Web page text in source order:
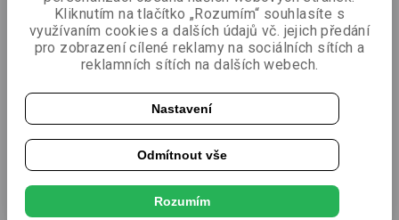
Řadit podle: Nejlevnější Nejdražší Nejprodávanější
CorDx Influenza A+B / Covid-19 / RSvirus Combo AG
test 4v1 - 1 ks
Z nosu
Nové mutace
Kliknutím na tlačítko „Rozumím“ souhlasíte s
využívaním cookies a dalších údajů vč. jejich předání
pro zobrazení cílené reklamy na sociálních sítích a
reklamních sítích na dalších webech.
Nastavení
Odmítnout vše
Rozumím